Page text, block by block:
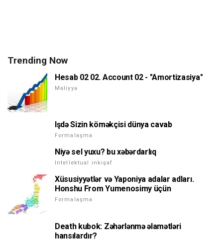
Trending Now
Hesab 02 02. Account 02 - "Amortizasiya"
Maliyyə
Işdə Sizin köməkçisi dünya cavab
Formalaşma
Niyə sel yuxu? bu xəbərdarlıq
Intellektual inkişaf
Xüsusiyyətlər və Yaponiya adalar adları.
Honshu From Yumenosimy üçün
Formalaşma
Death kubok: Zəhərlənmə əlamətləri
hansılardır?